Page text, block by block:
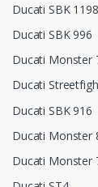
Ducati SBK 1198
Ducati SBK 996
Ducati Monster
Ducati
Ducati SBK 916
Ducati Monster
Ducati Monster